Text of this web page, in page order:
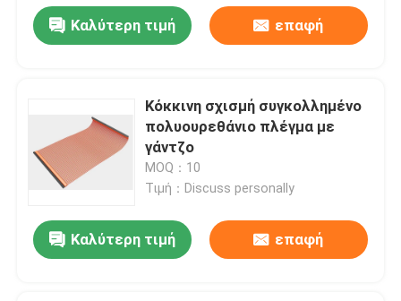
Καλύτερη τιμή επαφή
Κόκκινη σχισμή συγκολλημένο
πολυουρεθάνιο πλέγμα με
γάντζο
MOQ：10
Τιμή：Discuss personally
Καλύτερη τιμή επαφή